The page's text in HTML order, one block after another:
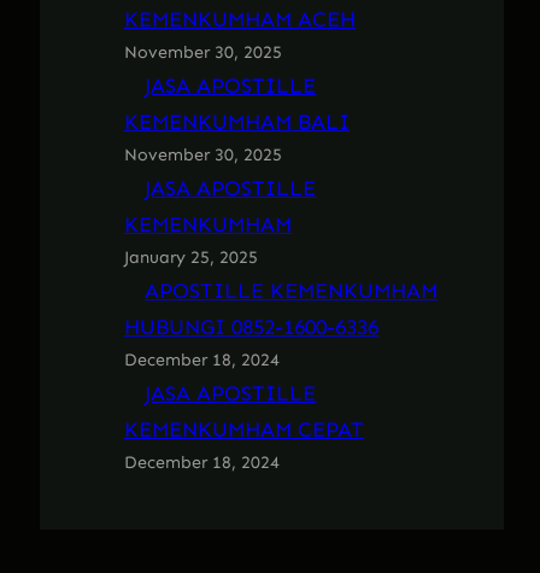
KEMENKUMHAM ACEH
November 30, 2025
JASA APOSTILLE
KEMENKUMHAM BALI
November 30, 2025
JASA APOSTILLE
KEMENKUMHAM
January 25, 2025
APOSTILLE KEMENKUMHAM
HUBUNGI 0852-1600-6336
December 18, 2024
JASA APOSTILLE
KEMENKUMHAM CEPAT
December 18, 2024